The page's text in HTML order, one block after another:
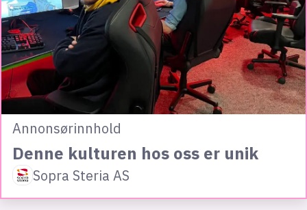
Annonsørinnhold
Denne kulturen hos oss er unik
Sopra Steria AS